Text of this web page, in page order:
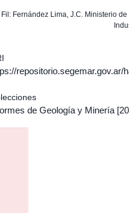
Fil: Fernández Lima, J.C. Ministerio
repositorio.segemar.gov.ar/
de Geología y Minería